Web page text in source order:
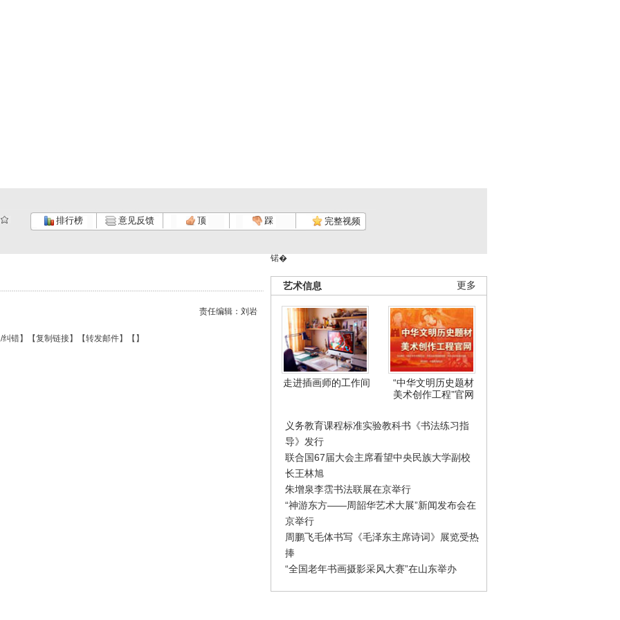
排行榜 意见反馈 顶 踩 完整视频
锘�
更多
艺术信息
走进插画师的工作间
“中华文明历史题材
美术创作工程”官网
义务教育课程标准实验教科书《书法练习指
导》发行
联合国67届大会主席看望中央民族大学副校
长王林旭
朱增泉李霑书法联展在京举行
“神游东方——周韶华艺术大展”新闻发布会在
京举行
周鹏飞毛体书写《毛泽东主席诗词》展览受热
捧
“全国老年书画摄影采风大赛”在山东举办
责任编辑：刘岩
纠错】【复制链接】【转发邮件】【 】